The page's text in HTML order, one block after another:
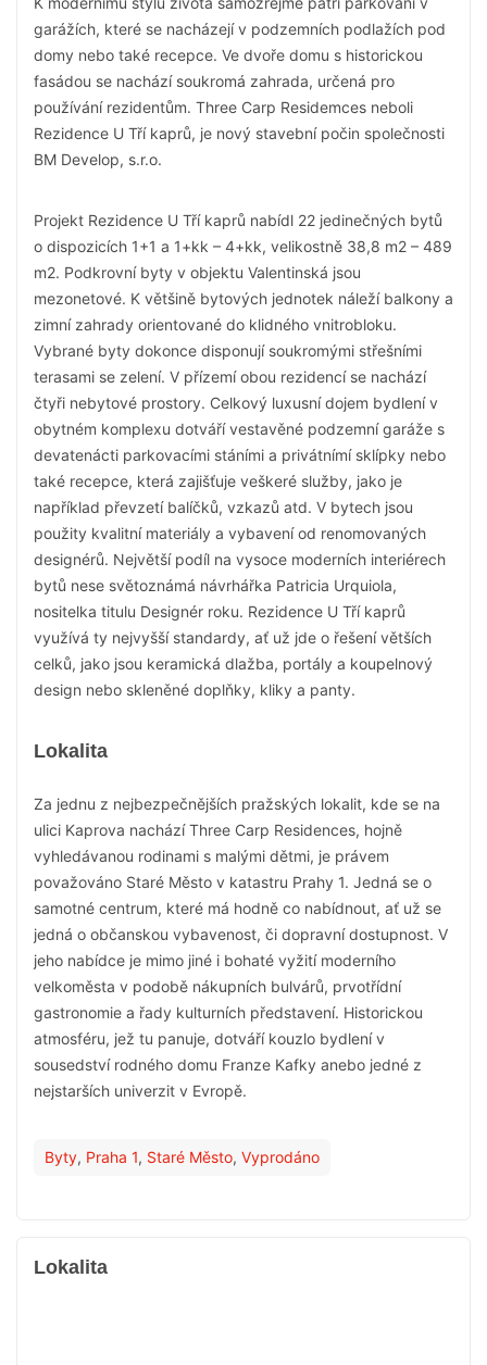
garážích, které se nacházejí v podzemních podlažích pod
domy nebo také recepce. Ve dvoře domu s historickou
fasádou se nachází soukromá zahrada, určená pro
používání rezidentům. Three Carp Residemces neboli
Rezidence U Tří kaprů, je nový stavební počin společnosti
BM Develop, s.r.o.
Projekt Rezidence U Tří kaprů nabídl 22 jedinečných bytů
o dispozicích 1+1 a 1+kk – 4+kk, velikostně 38,8 m2 – 489
m2. Podkrovní byty v objektu Valentinská jsou
mezonetové. K většině bytových jednotek náleží balkony a
zimní zahrady orientované do klidného vnitrobloku.
Vybrané byty dokonce disponují soukromými střešními
terasami se zelení. V přízemí obou rezidencí se nachází
čtyři nebytové prostory. Celkový luxusní dojem bydlení v
obytném komplexu dotváří vestavěné podzemní garáže s
devatenácti parkovacími stáními a privátnímí sklípky nebo
také recepce, která zajišťuje veškeré služby, jako je
například převzetí balíčků, vzkazů atd. V bytech jsou
použity kvalitní materiály a vybavení od renomovaných
designérů. Největší podíl na vysoce moderních interiérech
bytů nese světoznámá návrhářka Patricia Urquiola,
nositelka titulu Designér roku. Rezidence U Tří kaprů
využívá ty nejvyšší standardy, ať už jde o řešení větších
celků, jako jsou keramická dlažba, portály a koupelnový
design nebo skleněné doplňky, kliky a panty.
Lokalita
Za jednu z nejbezpečnějších pražských lokalit, kde se na
ulici Kaprova nachází Three Carp Residences, hojně
vyhledávanou rodinami s malými dětmi, je právem
považováno Staré Město v katastru Prahy 1. Jedná se o
samotné centrum, které má hodně co nabídnout, ať už se
jedná o občanskou vybavenost, či dopravní dostupnost. V
jeho nabídce je mimo jiné i bohaté vyžití moderního
velkoměsta v podobě nákupních bulvárů, prvotřídní
gastronomie a řady kulturních představení. Historickou
atmosféru, jež tu panuje, dotváří kouzlo bydlení v
sousedství rodného domu Franze Kafky anebo jedné z
nejstarších univerzit v Evropě.
Byty, Praha 1, Staré Město, Vyprodáno
Lokalita